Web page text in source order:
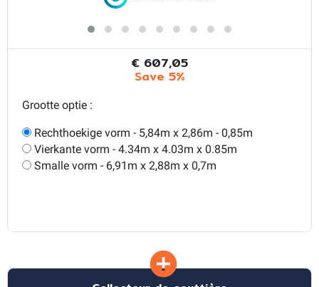
€ 607,05
Save 5%
Grootte optie :
Rechthoekige vorm - 5,84m x 2,86m - 0,85m
Vierkante vorm - 4.34m x 4.03m x 0.85m
Smalle vorm - 6,91m x 2,88m x 0,7m